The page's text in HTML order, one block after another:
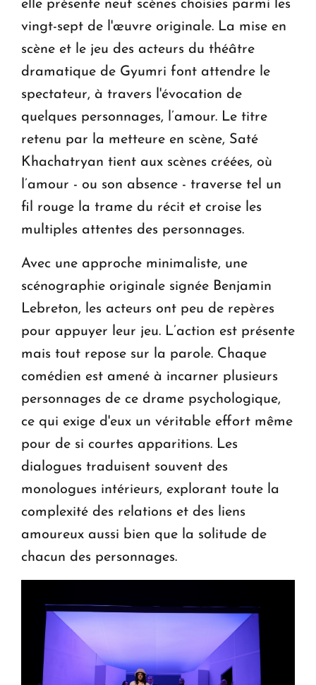
elle présente neuf scènes choisies parmi les
vingt-sept de l'œuvre originale. La mise en
scène et le jeu des acteurs du théâtre
dramatique de Gyumri font attendre le
spectateur, à travers l'évocation de
quelques personnages, l’amour. Le titre
retenu par la metteure en scène, Saté
Khachatryan tient aux scènes créées, où
l’amour - ou son absence - traverse tel un
fil rouge la trame du récit et croise les
multiples attentes des personnages.
Avec une approche minimaliste, une
scénographie originale signée Benjamin
Lebreton, les acteurs ont peu de repères
pour appuyer leur jeu. L’action est présente
mais tout repose sur la parole. Chaque
comédien est amené à incarner plusieurs
personnages de ce drame psychologique,
ce qui exige d'eux un véritable effort même
pour de si courtes apparitions. Les
dialogues traduisent souvent des
monologues intérieurs, explorant toute la
complexité des relations et des liens
amoureux aussi bien que la solitude de
chacun des personnages.